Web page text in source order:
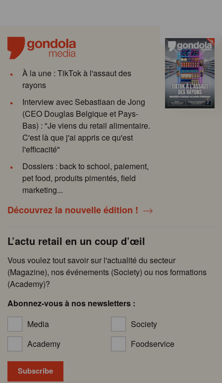
À la une : TikTok à l'assaut des
rayons
Interview avec Sebastiaan de Jong
(CEO Douglas Belgique et Pays-
Bas) : "Je viens du retail alimentaire.
C'est là que j'ai appris ce qu'est
l'efficacité"
Dossiers : back to school, paiement,
pet food, produits pimentés, field
marketing...
Découvrez la nouvelle édition !
L’actu retail en un coup d’œil
Vous voulez tout savoir sur l'actualité du secteur
(Magazine), nos événements (Society) ou nos formations
(Academy)?
Abonnez-vous à nos newsletters :
Media
Society
Academy
Foodservice